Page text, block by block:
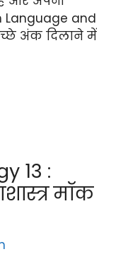
Language and
अंक दिलाने में
13 :
मॉक